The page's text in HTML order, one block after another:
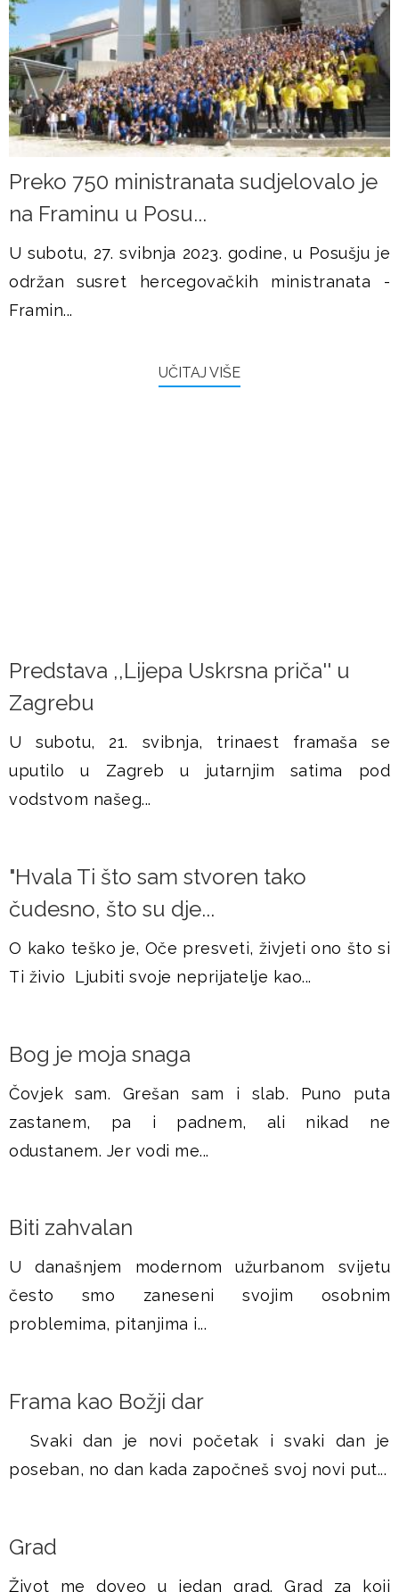
Preko 750 ministranata sudjelovalo je
na Framinu u Posu...
U subotu, 27. svibnja 2023. godine, u Posušju je
održan susret hercegovačkih ministranata -
Framin...
UČITAJ VIŠE
Predstava ,,Lijepa Uskrsna priča'' u
Zagrebu
U subotu, 21. svibnja, trinaest framaša se
uputilo u Zagreb u jutarnjim satima pod
vodstvom našeg...
"Hvala Ti što sam stvoren tako
čudesno, što su dje...
O kako teško je, Oče presveti, živjeti ono što si
Ti živio Ljubiti svoje neprijatelje kao...
​Bog je moja snaga
Čovjek sam. Grešan sam i slab. Puno puta
zastanem, pa i padnem, ali nikad ne
odustanem. Jer vodi me...
Biti zahvalan
U današnjem modernom užurbanom svijetu
često smo zaneseni svojim osobnim
problemima, pitanjima i...
Frama kao Božji dar
Svaki dan je novi početak i svaki dan je
poseban, no dan kada započneš svoj novi put...
Grad
Život me doveo u jedan grad. Grad za koji